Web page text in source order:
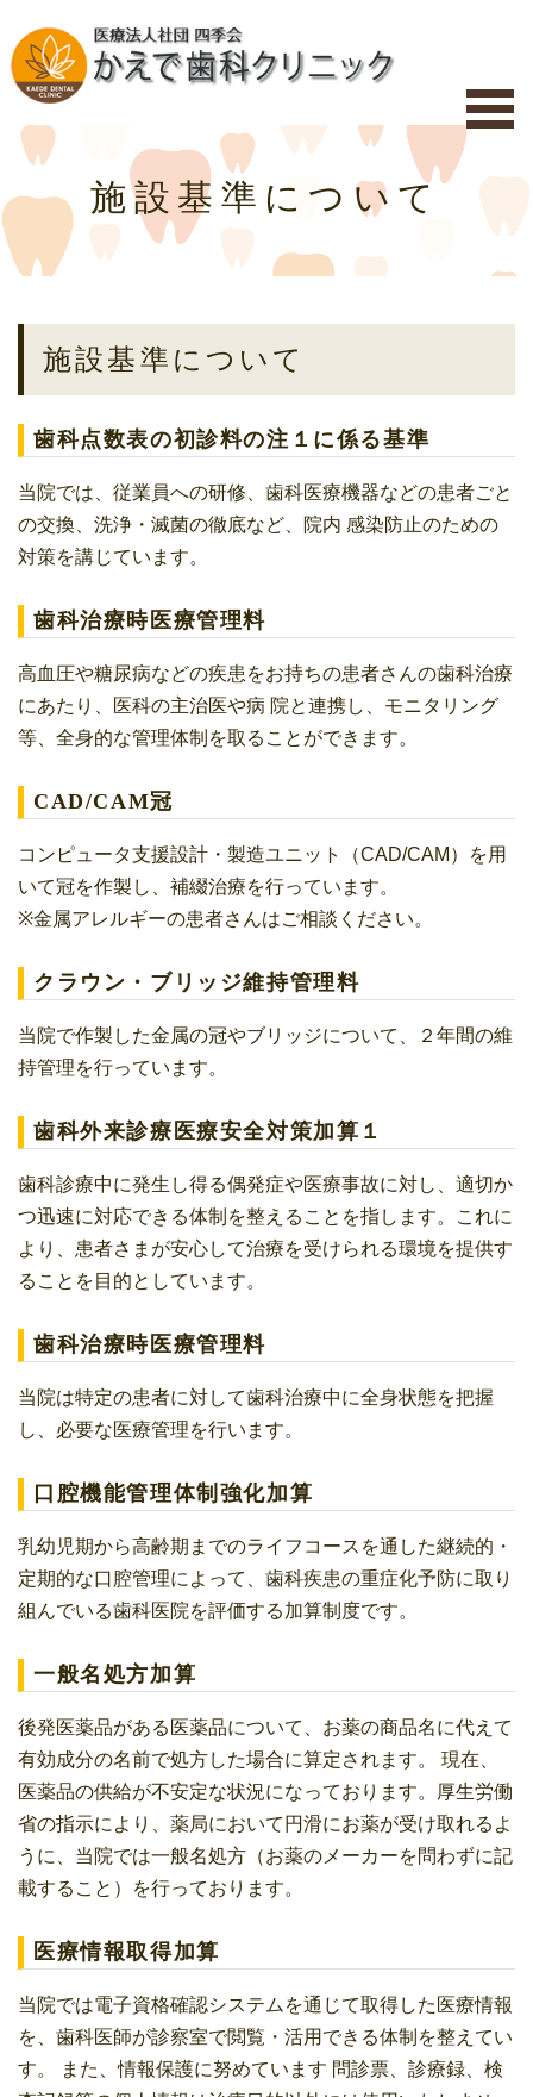
Menu
施設基準について
施設基準について
歯科点数表の初診料の注１に係る基準
当院では、従業員への研修、歯科医療機器などの患者ごと
の交換、洗浄・滅菌の徹底など、院内 感染防止のための
対策を講じています。
歯科治療時医療管理料
高血圧や糖尿病などの疾患をお持ちの患者さんの歯科治療
にあたり、医科の主治医や病 院と連携し、モニタリング
等、全身的な管理体制を取ることができます。
CAD/CAM冠
コンピュータ支援設計・製造ユニット（CAD/CAM）を用
いて冠を作製し、補綴治療を行っています。
※金属アレルギーの患者さんはご相談ください。
クラウン・ブリッジ維持管理料
当院で作製した金属の冠やブリッジについて、２年間の維
持管理を行っています。
歯科外来診療医療安全対策加算１
歯科診療中に発生し得る偶発症や医療事故に対し、適切か
つ迅速に対応できる体制を整えることを指します。これに
より、患者さまが安心して治療を受けられる環境を提供す
ることを目的としています。
歯科治療時医療管理料
当院は特定の患者に対して歯科治療中に全身状態を把握
し、必要な医療管理を行います。
口腔機能管理体制強化加算
乳幼児期から高齢期までのライフコースを通した継続的・
定期的な口腔管理によって、歯科疾患の重症化予防に取り
組んでいる歯科医院を評価する加算制度です。
一般名処方加算
後発医薬品がある医薬品について、お薬の商品名に代えて
有効成分の名前で処方した場合に算定されます。 現在、
医薬品の供給が不安定な状況になっております。厚生労働
省の指示により、薬局において円滑にお薬が受け取れるよ
うに、当院では一般名処方（お薬のメーカーを問わずに記
載すること）を行っております。
医療情報取得加算
当院では電子資格確認システムを通じて取得した医療情報
を、歯科医師が診察室で閲覧・活用できる体制を整えてい
す。 また、情報保護に努めています 問診票、診療録、検